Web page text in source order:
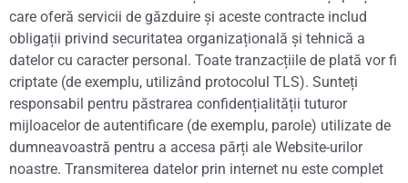
care oferă servicii de găzduire și aceste contracte includ
obligații privind securitatea organizațională și tehnică a
datelor cu caracter personal. Toate tranzacțiile de plată vor fi
criptate (de exemplu, utilizând protocolul TLS). Sunteți
responsabil pentru păstrarea confidențialității tuturor
mijloacelor de autentificare (de exemplu, parole) utilizate de
dumneavoastră pentru a accesa părți ale Website-urilor
noastre. Transmiterea datelor prin internet nu este complet